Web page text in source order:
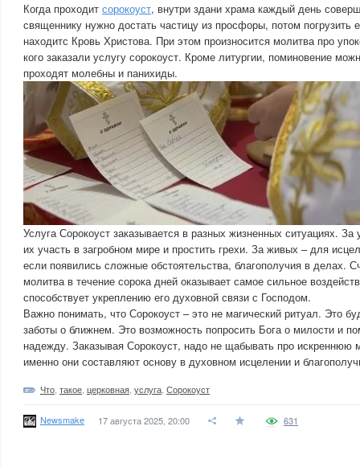
Когда проходит сорокоуст, внутри здани храма каждый день
священнику нужно достать частицу из просфоры, потом погрузить
находитс Кровь Христова. При этом произносится молитва про
кого заказали услугу сорокоуст. Кроме литургии, поминовение
проходят молебны и панихиды.
Услуга Сорокоуст заказывается в разных жизненных ситуациях.
их участь в загробном мире и простить грехи. За живых – для
если появились сложные обстоятельства, благополучия в делах.
молитва в течение сорока дней оказывает самое сильное
способствует укреплению его духовной связи с Господом.
Важно понимать, что Сорокоуст – это не магический ритуал. Это
заботы о ближнем. Это возможность попросить Бога о милости и
надежду. Заказывая Сорокоуст, надо не щабывать про искреннюю
именно они составляют основу в духовном исцелении и
Что такое церковная услуга Сорокоуст
Newsmake 17 августа 2025, 20:00 631